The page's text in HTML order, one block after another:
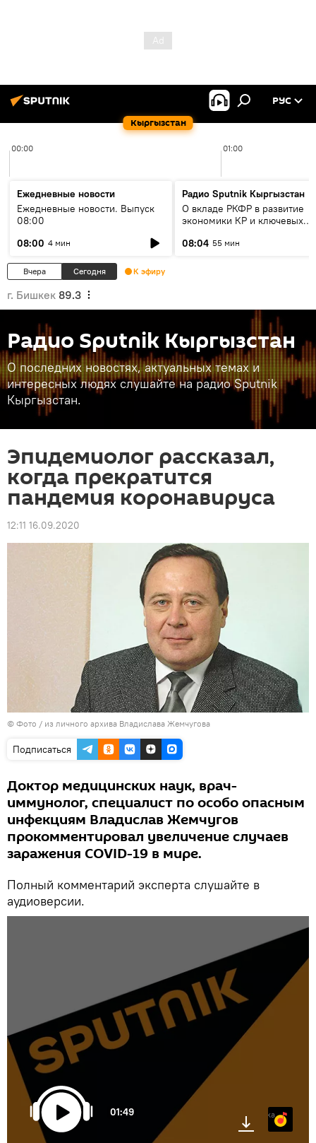
Кыргызстан
РУС
00:00 01:00
Ежедневные новости
Ежедневные новости. Выпуск
08:00
08:00 4 мин
Радио Sputnik Кыргызстан
О вкладе РКФР в развитие
экономики КР и ключевых
08:04 55 мин
Вчера Сегодня К эфиру
г. Бишкек 89.3
Радио Sputnik Кыргызстан
О последних новостях, актуальных темах и
интересных людях слушайте на радио Sputnik
Кыргызстан.
Эпидемиолог рассказал,
когда прекратится
пандемия коронавируса
12:11 16.09.2020
© Фото / из личного архива Владислава Жемчугова
Подписаться
Доктор медицинских наук, врач-
иммунолог, специалист по особо опасным
инфекциям Владислав Жемчугов
прокомментировал увеличение случаев
заражения COVID-19 в мире.
Полный комментарий эксперта слушайте в
аудиоверсии.
01:49 Яндекс.Музыка